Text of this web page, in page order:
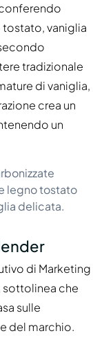
vaniglia
tradizionale
di vaniglia,
crea un
un
legno tostato
delicata.
di Marketing
sottolinea che
sulle
del marchio.